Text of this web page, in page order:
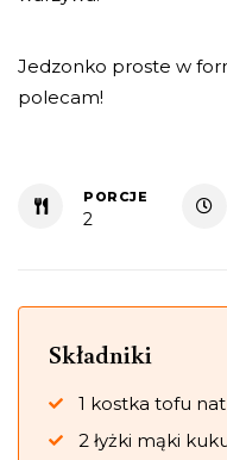
Jedzonko proste w
polecam!
PORCJE
2
Składniki
1 kostka tofu
2 łyżki mąki